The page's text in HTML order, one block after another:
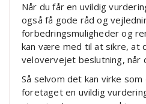
Når du får en uvildig
også få gode råd og
forbedringsmuligheder og
kan være med til at sikre, at
velovervejet beslutning, når
Så selvom det kan virke
foretaget en uvildig